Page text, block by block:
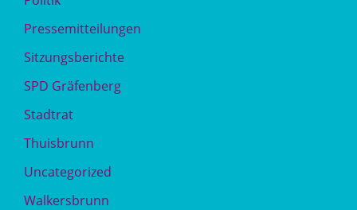
Pressemitteilungen
Sitzungsberichte
SPD Gräfenberg
Stadtrat
Thuisbrunn
Uncategorized
Walkersbrunn